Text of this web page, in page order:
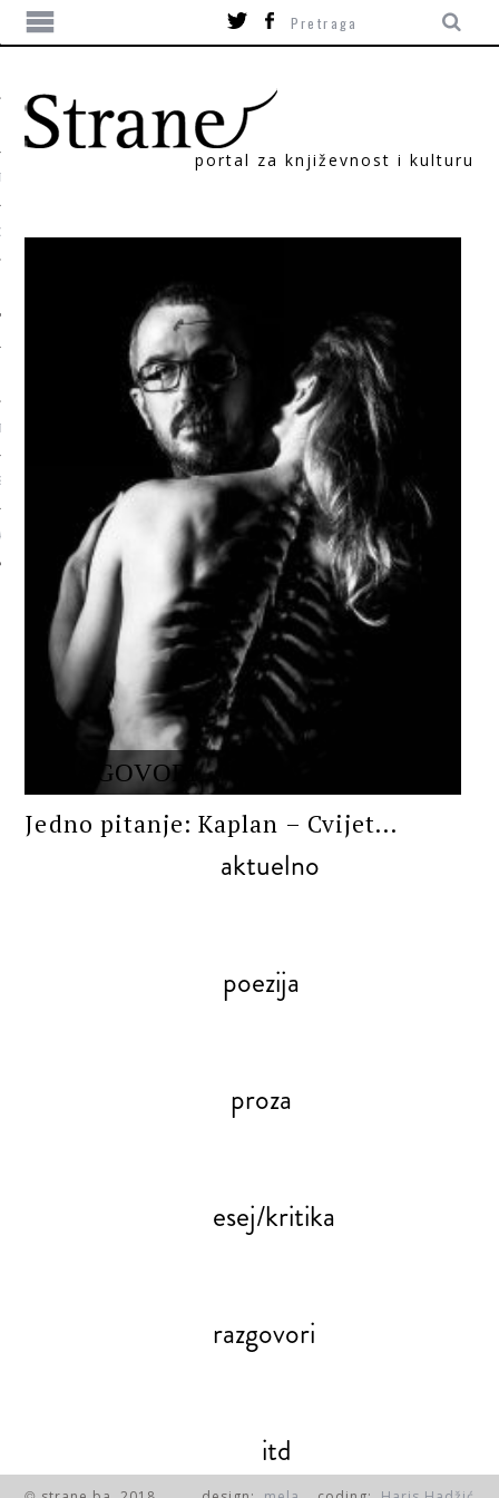
portal za književnost i kulturu
RAZGOVORI
Jedno pitanje: Kaplan – Cvijet...
aktuelno
poezija
proza
esej/kritika
razgovori
itd